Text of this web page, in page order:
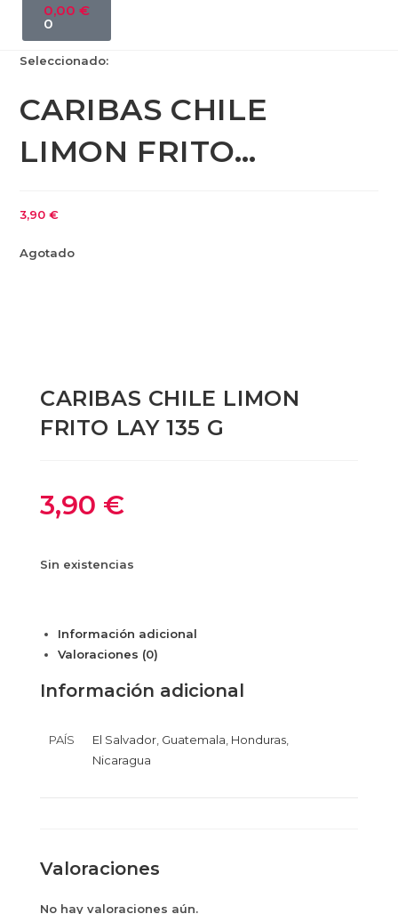
0,00 €
0
Seleccionado:
CARIBAS CHILE
LIMON FRITO…
3,90€
Agotado
CARIBAS CHILE LIMON
FRITO LAY 135 G
3,90 €
Sin existencias
Información adicional
Valoraciones (0)
Información adicional
PAÍS El Salvador Guatemala Honduras
Nicaragua
Valoraciones
No hay valoraciones aún.